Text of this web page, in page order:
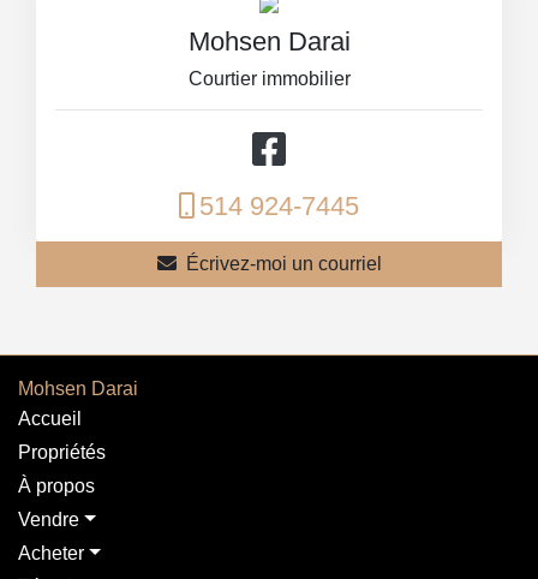
Mohsen Darai
Courtier immobilier
514 924-7445
Écrivez-moi un courriel
Mohsen Darai
Accueil
Propriétés
À propos
Vendre
Acheter